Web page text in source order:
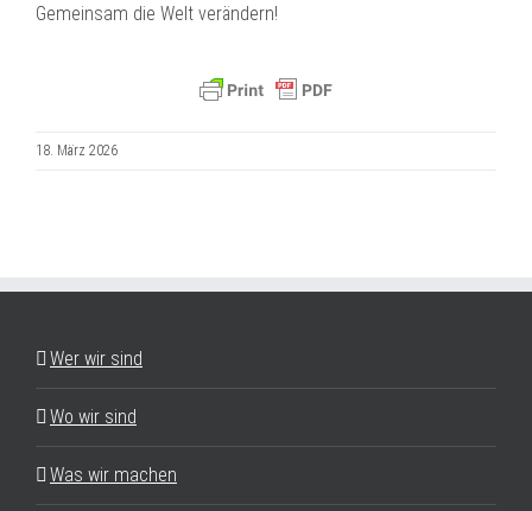
Gemeinsam die Welt verändern!
18. März 2026
Wer wir sind
Wo wir sind
Was wir machen